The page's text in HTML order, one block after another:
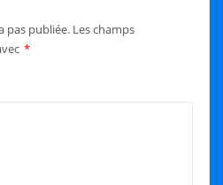
pas publiée. Les champs
*